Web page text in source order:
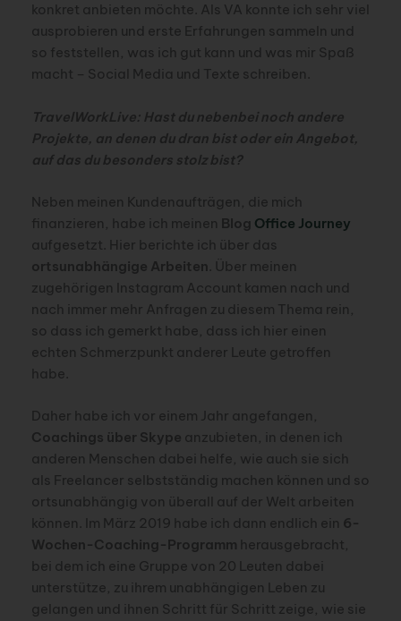
konkret anbieten möchte. Als VA konnte ich sehr viel
ausprobieren und erste Erfahrungen sammeln und
so feststellen, was ich gut kann und was mir Spaß
macht – Social Media und Texte schreiben.
TravelWorkLive: Hast du nebenbei noch andere
Projekte, an denen du dran bist oder ein Angebot,
auf das du besonders stolz bist?
Neben meinen Kundenaufträgen, die mich
finanzieren, habe ich meinen Blog Office Journey
aufgesetzt. Hier berichte ich über das
ortsunabhängige Arbeiten . Über meinen
zugehörigen Instagram Account kamen nach und
nach immer mehr Anfragen zu diesem Thema rein,
so dass ich gemerkt habe, dass ich hier einen
echten Schmerzpunkt anderer Leute getroffen
habe.
Daher habe ich vor einem Jahr angefangen,
Coachings über Skype anzubieten, in denen ich
anderen Menschen dabei helfe, wie auch sie sich
als Freelancer selbstständig machen können und so
ortsunabhängig von überall auf der Welt arbeiten
können. Im März 2019 habe ich dann endlich ein 6-
Wochen-Coaching-Programm herausgebracht,
bei dem ich eine Gruppe von 20 Leuten dabei
unterstütze, zu ihrem unabhängigen Leben zu
gelangen und ihnen Schritt für Schritt zeige, wie sie